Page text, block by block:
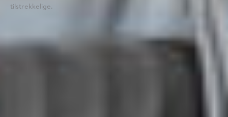
tilstrekkelige.